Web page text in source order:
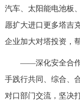
汽车、太阳能电池板
愿扩大进口更多塔吉
企业加大对塔投资，
——深化安全合作
手践行共同、综合、
对口部门交流，坚决